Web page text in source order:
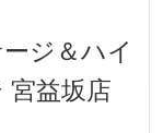
ジ＆ハイ
宮益坂店